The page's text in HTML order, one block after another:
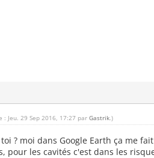
: Jeu. 29 Sep 2016, 17:27 par Gastrik.)
? moi dans Google Earth ça me
pour les cavités c'est dans les